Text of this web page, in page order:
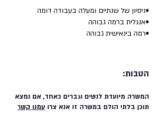
•ניסיון של שנתיים ומעלה בעבודה דומה
•אנגלית ברמה גבוהה
•רמה בינאישית גבוהה
הטבות:
המשרה מיועדת לנשים וגברים כאחד, אם נמצא
תוכן בלתי הולם במשרה זו אנא צרו עמנו קשר